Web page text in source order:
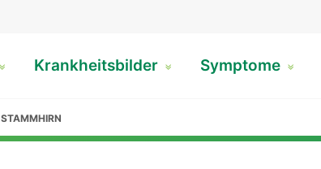
Krankheitsbilder Symptome
STAMMHIRN